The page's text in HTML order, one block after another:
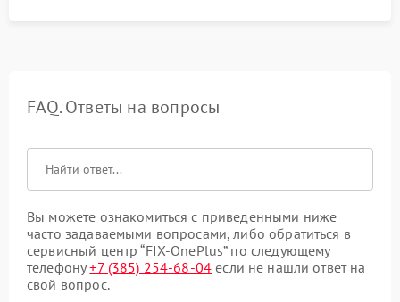
FAQ. Ответы на вопросы
Вы можете ознакомиться с приведенными ниже
часто задаваемыми вопросами, либо обратиться в
сервисный центр “FIX-OnePlus” по следующему
телефону+7 (385) 254-68-04 если не нашли ответ на
свой вопрос.